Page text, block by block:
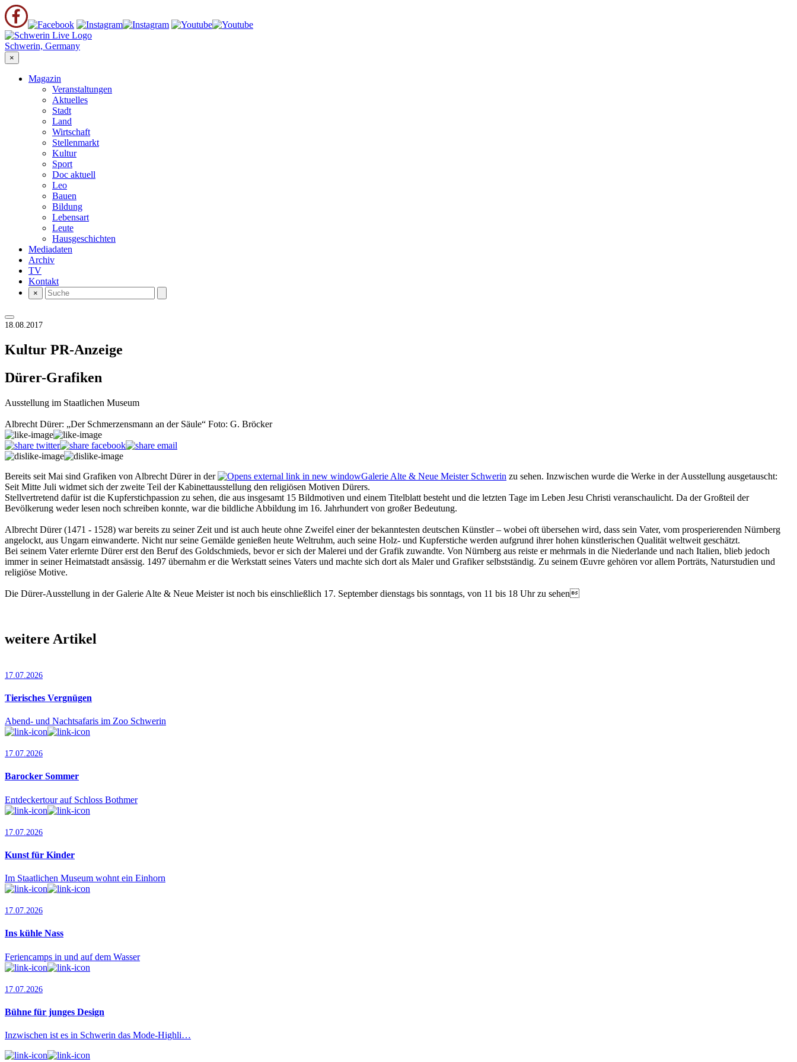
Schwerin, Germany
×
Magazin
Veranstaltungen
Aktuelles
Stadt
Land
Wirtschaft
Stellenmarkt
Kultur
Sport
Doc aktuell
Leo
Bauen
Bildung
Lebensart
Leute
Hausgeschichten
Mediadaten
Archiv
TV
Kontakt
×
18.08.2017
Kultur PR-Anzeige
Dürer-Grafiken
Ausstellung im Staatlichen Museum
Albrecht Dürer: „Der Schmerzensmann an der Säule“ Foto: G. Bröcker
Bereits seit Mai sind Grafiken von Albrecht Dürer in der Galerie Alte & Neue Meister Schwerin zu sehen. Inzwischen wurde die Werke in der Ausstellung ausgetauscht:
Seit Mitte Juli widmet sich der zweite Teil der Kabinettausstellung den religiösen Motiven Dürers.
Stellvertretend dafür ist die Kupferstichpassion zu sehen, die aus insgesamt 15 Bildmotiven und einem Titelblatt besteht und die letzten Tage im Leben Jesu Christi veranschaulicht. Da der Großteil der
Bevölkerung weder lesen noch schreiben konnte, war die bildliche Abbildung im 16. Jahrhundert von großer Bedeutung.
Albrecht Dürer (1471 - 1528) war bereits zu seiner Zeit und ist auch heute ohne Zweifel einer der bekanntesten deutschen Künstler – wobei oft übersehen wird, dass sein Vater, vom pros­perierenden Nürnberg
angelockt, aus Ungarn einwanderte. Nicht nur seine Gemälde genießen heute Weltruhm, auch seine Holz- und Kupferstiche werden aufgrund ihrer hohen künstlerischen Qualität weltweit geschätzt.
Bei seinem Vater erlernte Dürer erst den Beruf des Goldschmieds, bevor er sich der Malerei und der Grafik zuwandte. Von Nürnberg aus reiste er mehrmals in die Niederlande und nach Italien, blieb jedoch
immer in seiner Heimatstadt ansässig. 1497 übernahm er die Werkstatt seines Vaters und machte sich dort als Maler und Grafiker selbstständig. Zu seinem Œuvre gehören vor allem Porträts, Naturstudien und
religiöse Motive.
Die Dürer-Ausstellung in der Galerie Alte & Neue Meister ist noch bis einschließlich 17. September dienstags bis sonntags, von 11 bis 18 Uhr zu sehen
weitere Artikel
17.07.2026
Tierisches Vergnügen
Abend- und Nachtsafaris im Zoo Schwerin
17.07.2026
Barocker Sommer
Entdeckertour auf Schloss Bothmer
17.07.2026
Kunst für Kinder
Im Staatlichen Museum wohnt ein Einhorn
17.07.2026
Ins kühle Nass
Feriencamps in und auf dem Wasser
17.07.2026
Bühne für junges Design
Inzwischen ist es in Schwerin das Mode-Highli…